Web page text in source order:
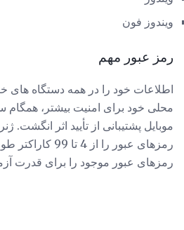
ویندوز فون
رمز عبور مهم
اطلاعات خود را در همه دستگاه های
محلی خود برای امنیت بیشتر،
موبایل پشتیبانی از تأیید اثر انگشت.
رمزهای عبور را از
رمزهای عبور موجود را برای قدرت